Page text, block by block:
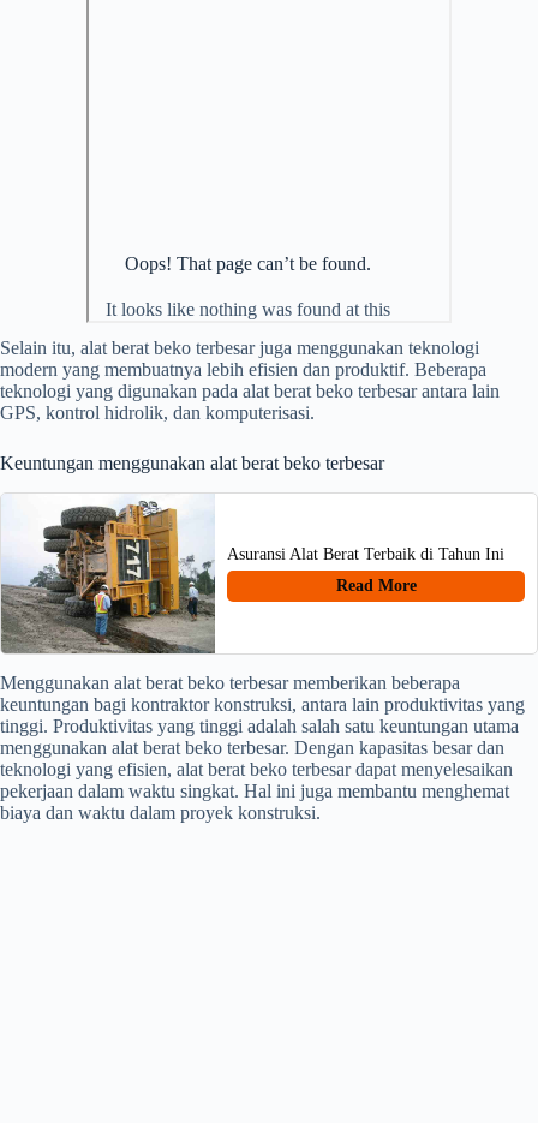
Selain itu, alat berat beko terbesar juga menggunakan teknologi
modern yang membuatnya lebih efisien dan produktif. Beberapa
teknologi yang digunakan pada alat berat beko terbesar antara lain
GPS, kontrol hidrolik, dan komputerisasi.
Keuntungan menggunakan alat berat beko terbesar
Asuransi Alat Berat Terbaik di Tahun Ini
Read More
Menggunakan alat berat beko terbesar memberikan beberapa
keuntungan bagi kontraktor konstruksi, antara lain produktivitas yang
tinggi. Produktivitas yang tinggi adalah salah satu keuntungan utama
menggunakan alat berat beko terbesar. Dengan kapasitas besar dan
teknologi yang efisien, alat berat beko terbesar dapat menyelesaikan
pekerjaan dalam waktu singkat. Hal ini juga membantu menghemat
biaya dan waktu dalam proyek konstruksi.